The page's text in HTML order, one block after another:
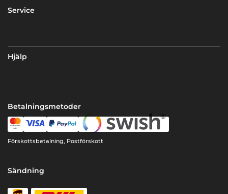
Service
Hjälp
Betalningsmetoder
Förskottsbetalning, Postförskott
Sändning